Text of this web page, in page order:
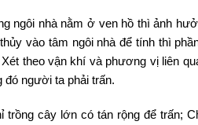
ngôi nhà nằm ở ven hồ thì ảnh
vào tâm ngôi nhà để tính thì
theo vận khí và phương vị liên
người ta phải trấn.
trồng cây lớn có tán rộng để trấn;